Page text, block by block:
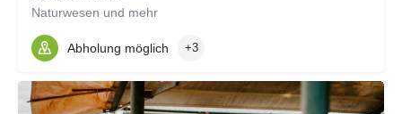
Naturwesen und mehr
Abholung möglich +3